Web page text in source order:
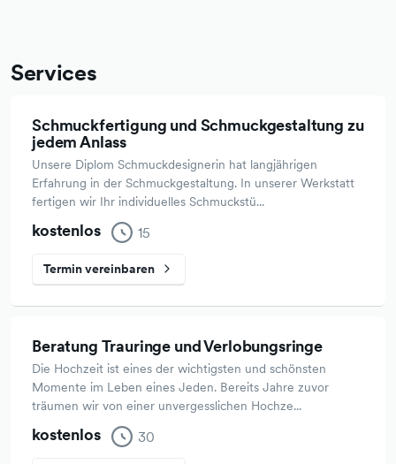
Services
Schmuckfertigung und Schmuckgestaltung zu
jedem Anlass
Unsere Diplom Schmuckdesignerin hat langjährigen
Erfahrung in der Schmuckgestaltung. In unserer Werkstatt
fertigen wir Ihr individuelles Schmuckstü...
kostenlos 15
Termin vereinbaren
Beratung Trauringe und Verlobungsringe
Die Hochzeit ist eines der wichtigsten und schönsten
Momente im Leben eines Jeden. Bereits Jahre zuvor
träumen wir von einer unvergesslichen Hochze...
kostenlos 30